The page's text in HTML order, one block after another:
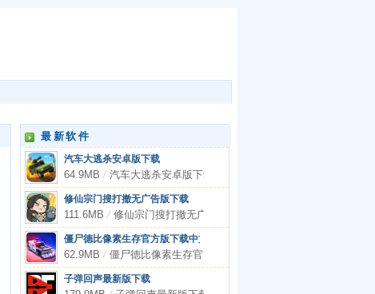
最新软件
汽车大逃杀安卓版下载
64.9MB/ 汽车大逃杀安卓版下载
修仙宗门搜打撤无广告版下载
111.6MB/ 修仙宗门搜打撤无广告版下载
僵尸德比像素生存官方版下载中文
62.9MB/ 僵尸德比像素生存官方版下载中文
子弹回声最新版下载